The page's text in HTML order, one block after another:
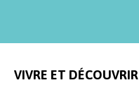
VIVRE ET DÉCOUVRIR